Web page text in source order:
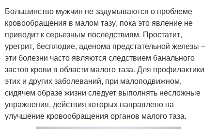
Большинство мужчин не задумываются о проблеме
кровообращения в малом тазу, пока это явление не
приводит к серьезным последствиям. Простатит,
уретрит, бесплодие, аденома предстательной железы –
эти болезни часто являются следствием банального
застоя крови в области малого таза. Для профилактики
этих и других заболеваний, при малоподвижном,
сидячем образе жизни следует выполнять несложные
упражнения, действия которых направлено на
улучшение кровообращения органов малого таза.